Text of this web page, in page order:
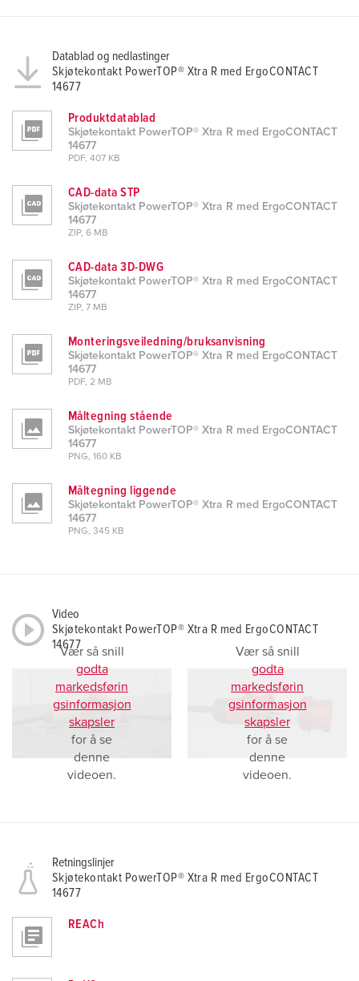
Datablad og nedlastinger
Skjøtekontakt PowerTOP® Xtra R med ErgoCONTACT
14677
Produktdatablad
Skjøtekontakt PowerTOP® Xtra R med ErgoCONTACT
14677
PDF, 407 KB
CAD-data STP
Skjøtekontakt PowerTOP® Xtra R med ErgoCONTACT
14677
ZIP, 6 MB
CAD-data 3D-DWG
Skjøtekontakt PowerTOP® Xtra R med ErgoCONTACT
14677
ZIP, 7 MB
Monteringsveiledning/bruksanvisning
Skjøtekontakt PowerTOP® Xtra R med ErgoCONTACT
14677
PDF, 2 MB
Måltegning stående
Skjøtekontakt PowerTOP® Xtra R med ErgoCONTACT
14677
PNG, 160 KB
Måltegning liggende
Skjøtekontakt PowerTOP® Xtra R med ErgoCONTACT
14677
PNG, 345 KB
Video
Skjøtekontakt PowerTOP® Xtra R med ErgoCONTACT
14677
Vær så snill
godta
markedsførin
gsinformasjon
skapsler
for å se
denne
videoen.
Vær så snill
godta
markedsførin
gsinformasjon
skapsler
for å se
denne
videoen.
Retningslinjer
Skjøtekontakt PowerTOP® Xtra R med ErgoCONTACT
14677
REACh